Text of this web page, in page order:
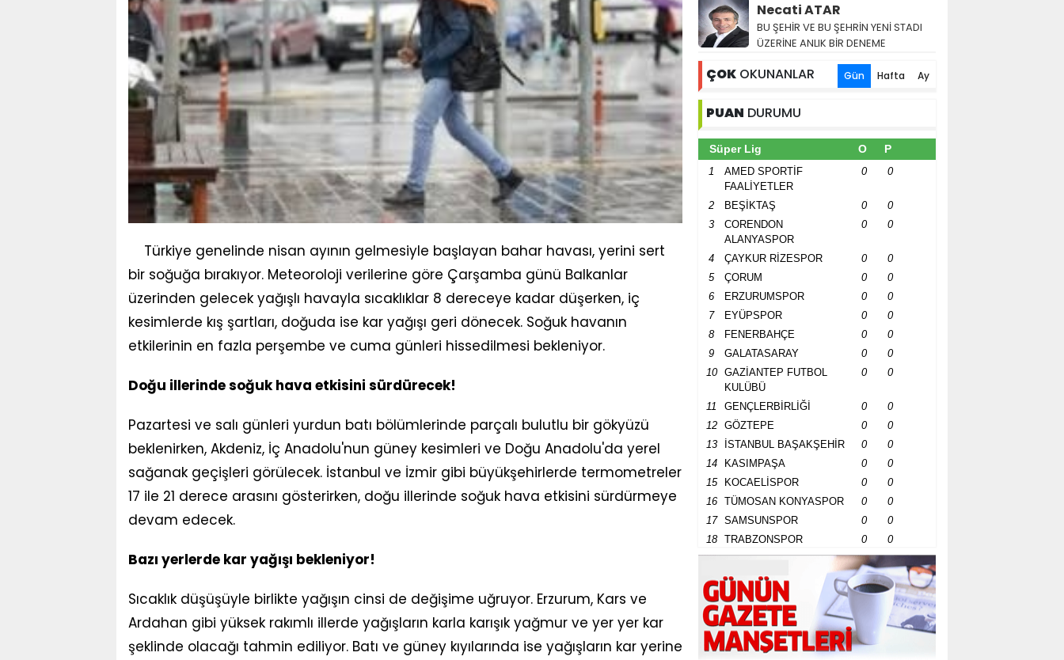
Türkiye genelinde nisan ayının gelmesiyle başlayan bahar havası, yerini sert
bir soğuğa bırakıyor. Meteoroloji verilerine göre Çarşamba günü Balkanlar
üzerinden gelecek yağışlı havayla sıcaklıklar 8 dereceye kadar düşerken, iç
kesimlerde kış şartları, doğuda ise kar yağışı geri dönecek. Soğuk havanın
etkilerinin en fazla perşembe ve cuma günleri hissedilmesi bekleniyor.
Doğu illerinde soğuk hava etkisini sürdürecek!
Pazartesi ve salı günleri yurdun batı bölümlerinde parçalı bulutlu bir gökyüzü
beklenirken, Akdeniz, İç Anadolu'nun güney kesimleri ve Doğu Anadolu'da yerel
sağanak geçişleri görülecek. İstanbul ve İzmir gibi büyükşehirlerde termometreler
17 ile 21 derece arasını gösterirken, doğu illerinde soğuk hava etkisini sürdürmeye
devam edecek.
Bazı yerlerde kar yağışı bekleniyor!
Sıcaklık düşüşüyle birlikte yağışın cinsi de değişime uğruyor. Erzurum, Kars ve
Ardahan gibi yüksek rakımlı illerde yağışların karla karışık yağmur ve yer yer kar
şeklinde olacağı tahmin ediliyor. Batı ve güney kıyılarında ise yağışların kar yerine
Necati ATAR
BU ŞEHİR VE BU ŞEHRİN YENİ STADI
ÜZERİNE ANLIK BİR DENEME
ÇOK OKUNANLAR Gün Hafta Ay
PUAN DURUMU
Süper Lig O P
1
AMED SPORTİF
FAALİYETLER
0 0
2 BEŞİKTAŞ 0
0
3
CORENDON
ALANYASPOR
0 0
4 ÇAYKUR RİZESPOR 0
0
5
ÇORUM 0
0
6
ERZURUMSPOR 0
0
7
EYÜPSPOR 0
0
8
FENERBAHÇE 0
0
9
GALATASARAY 0
0
10
GAZİANTEP FUTBOL
KULÜBÜ
0 0
11 GENÇLERBİRLİĞİ 0
0
12
GÖZTEPE 0
0
13
İSTANBUL BAŞAKŞEHİR 0
0
14
KASIMPAŞA 0
0
15
KOCAELİSPOR 0
0
16
TÜMOSAN KONYASPOR 0
0
17
SAMSUNSPOR 0
0
18
TRABZONSPOR 0 0